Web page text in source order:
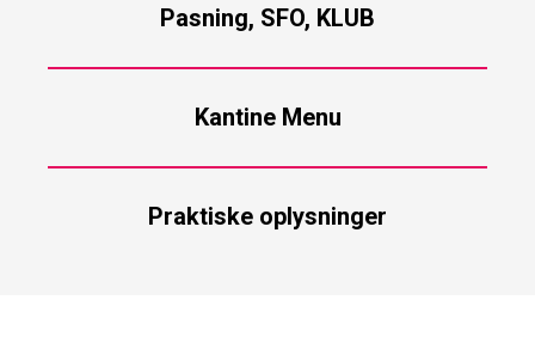
Pasning, SFO, KLUB
Kantine Menu
Praktiske oplysninger